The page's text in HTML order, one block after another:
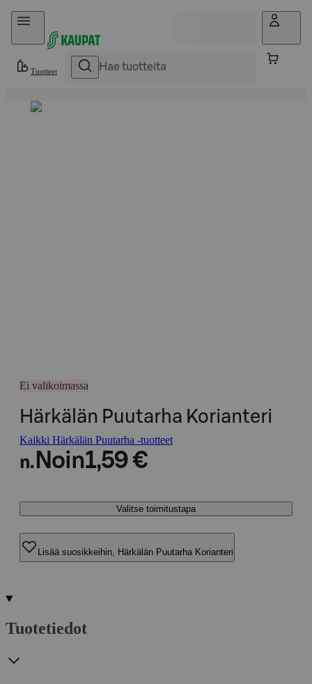
Hyppää sisältöön
Tuotteet
Ei valikoimassa
Härkälän Puutarha Korianteri
Kaikki Härkälän Puutarha -tuotteet
n. Noin1,59 €
Valitse toimitustapa
Lisää suosikkeihin, Härkälän Puutarha Korianteri
Tuotetiedot